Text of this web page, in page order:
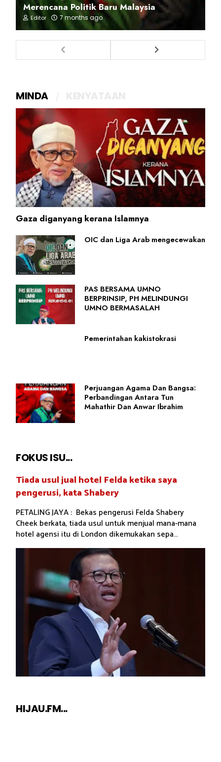
Merencana Politik Baru Malaysia
Editor 7 months ago
MINDA
Gaza diganyang kerana Islamnya
OIC dan Liga Arab mengecewakan
PAS BERSAMA UMNO
BERPRINSIP, PH MELINDUNGI
UMNO BERMASALAH
Pemerintahan kakistokrasi
Perjuangan Agama Dan Bangsa:
Perbandingan Antara Tun
Mahathir Dan Anwar Ibrahim
FOKUS ISU...
Tiada usul jual hotel Felda ketika saya
pengerusi, kata Shabery
PETALING JAYA : Bekas pengerusi Felda Shabery
Cheek berkata, tiada usul untuk menjual mana-mana
hotel agensi itu di London dikemukakan sepa...
HIJAU.FM...